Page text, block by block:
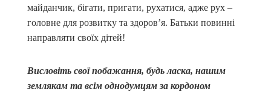
майданчик, бігати, пригати, рухатися, адже рух –
головне для розвитку та здоров’я. Батьки повинні
направляти своїх дітей!
Висловіть свої побажання, будь ласка, нашим
землякам та всім однодумцям за кордоном